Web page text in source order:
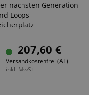
nächsten Generation
Loops
207,60 €
Versandkostenfrei (AT)
inkl. MwSt.